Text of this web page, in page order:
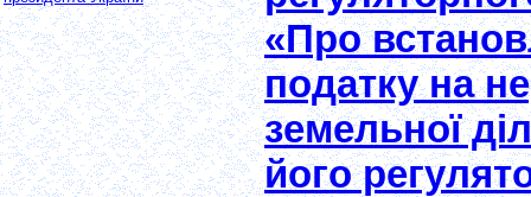
«Про
податку на
земельної
його